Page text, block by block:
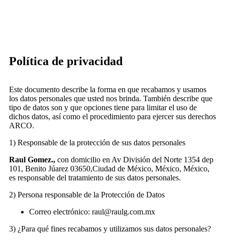
Política de privacidad
Este documento describe la forma en que recabamos y usamos
los datos personales que usted nos brinda. También describe que
tipo de datos son y que opciones tiene para limitar el uso de
dichos datos, así como el procedimiento para ejercer sus derechos
ARCO.
1) Responsable de la protección de sus datos personales
Raul Gomez., con domicilio en Av División del Norte 1354 dep
101, Benito Júarez 03650,Ciudad de México, México, México,
es responsable del tratamiento de sus datos personales.
2) Persona responsable de la Protección de Datos
Correo electrónico: raul@raulg.com.mx
3) ¿Para qué fines recabamos y utilizamos sus datos personales?